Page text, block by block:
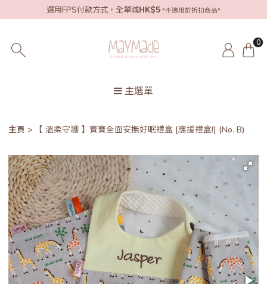
選用FPS付款方式，全單減HK$5 *不適用於折扣商品*
0
主選單
主頁 【 溫柔守護 】寶寶全面安撫好眠禮盒 [應援禮盒!] (No. B)